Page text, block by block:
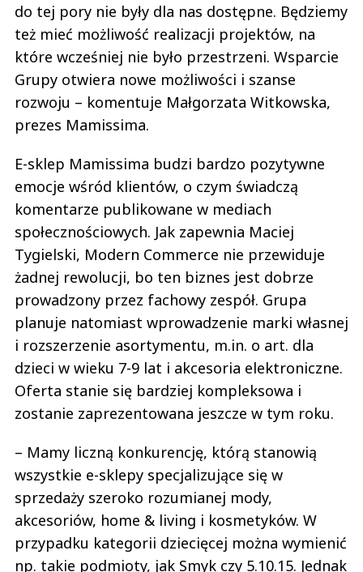
do tej pory nie były dla nas dostępne. Będziemy
też mieć możliwość realizacji projektów, na
które wcześniej nie było przestrzeni. Wsparcie
Grupy otwiera nowe możliwości i szanse
rozwoju – komentuje Małgorzata Witkowska,
prezes Mamissima.
E-sklep Mamissima budzi bardzo pozytywne
emocje wśród klientów, o czym świadczą
komentarze publikowane w mediach
społecznościowych. Jak zapewnia Maciej
Tygielski, Modern Commerce nie przewiduje
żadnej rewolucji, bo ten biznes jest dobrze
prowadzony przez fachowy zespół. Grupa
planuje natomiast wprowadzenie marki własnej
i rozszerzenie asortymentu, m.in. o art. dla
dzieci w wieku 7-9 lat i akcesoria elektroniczne.
Oferta stanie się bardziej kompleksowa i
zostanie zaprezentowana jeszcze w tym roku.
– Mamy liczną konkurencję, którą stanowią
wszystkie e-sklepy specjalizujące się w
sprzedaży szeroko rozumianej mody,
akcesoriów, home & living i kosmetyków. W
przypadku kategorii dziecięcej można wymienić
np. takie podmioty, jak Smyk czy 5.10.15. Jednak